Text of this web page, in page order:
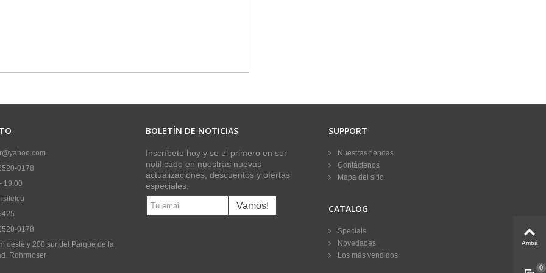
0178
19:00
0178
oeste y 200 sur del Parque de la
Rohrmoser
BOLETÍN DE NOTICIAS
Inscríbete hoy y se el primero en ser
notificado en nuestras nuevas
actualizaciones, descuentos y ofertas
especiales.
Vamos!
SUPPORT
Nuestras tiendas
Contáctenos
Mapa del sitio
CATALOG
Specials
Novedades
Los más vendidos
Arriba
0